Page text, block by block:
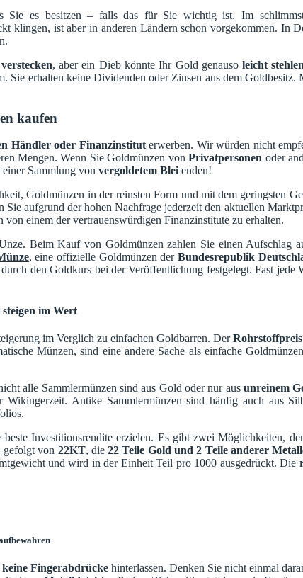
Sie es besitzen – falls das für Sie wichtig ist. Im
ist aber in anderen Ländern schon vorgekommen. In
, aber ein Dieb könnte Ihr Gold genausoleicht stehlen
erhalten keine Dividenden oder Zinsen aus dem Goldbesitz.
kaufen
Händler oder Finanzinstituterwerben. Wir würden nicht
Mengen. Wenn Sie Goldmünzen vonPrivatpersonen oder
Sammlung von vergoldetem Blei enden!
Goldmünzen in der reinsten Form und mit dem geringsten
Sie aufgrund der hohen Nachfrage jederzeit den aktuellen
von einem der vertrauenswürdigen Finanzinstitute zu erhalten.
Beim Kauf von Goldmünzen zahlen Sie einen Aufschlag
, eine offizielle Goldmünzen der Bundesrepublik
den Goldkurs bei der Veröffentlichung festgelegt. Fast jede
im Wert
im Verglich zu einfachen Goldbarren. Der
Münzen, sind eine andere Sache als einfache
alle Sammlermünzen sind aus Gold oder nur ausunreinem
Antike Sammlermünzen sind häufig auch aus
Investitionsrendite erzielen. Es gibt zwei Möglichkeiten,
gefolgt von 22KT, die22 Teile Gold und 2 Teile anderer
und wird in der Einheit Teil pro 1000 ausgedrückt. Die
keine Fingerabdrücke hinterlassen. Denken Sie nicht einmal